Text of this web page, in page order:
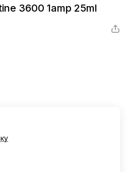
3600 1amp 25ml